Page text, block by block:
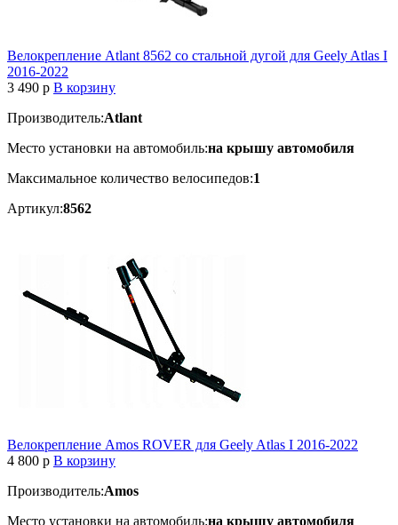
Велокрепление Atlant 8562 со стальной дугой для Geely Atlas I
2016-2022
3 490 p В корзину
Производитель:Atlant
Место установки на автомобиль:на крышу автомобиля
Максимальное количество велосипедов:1
Артикул:8562
Велокрепление Amos ROVER для Geely Atlas I 2016-2022
4 800 p В корзину
Производитель:Amos
Место установки на автомобиль:на крышу автомобиля